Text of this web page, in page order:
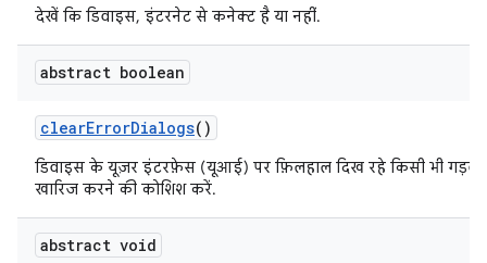
देखें कि डिवाइस, इंटरनेट से कनेक्ट है या नहीं.
abstract boolean
clearErrorDialogs()
डिवाइस के यूज़र इंटरफ़ेस (यूआई) पर फ़िलहाल दिख रहे किसी भी
खारिज करने की कोशिश करें.
abstract void